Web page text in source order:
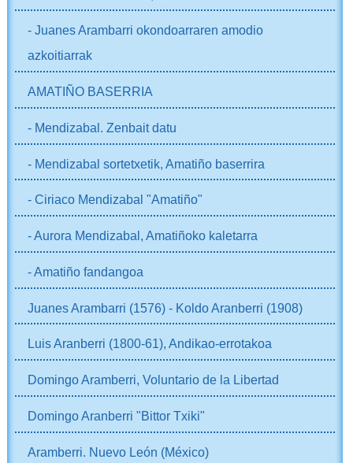
- Juanes Arambarri okondoarraren amodio
azkoitiarrak
AMATIÑO BASERRIA
- Mendizabal. Zenbait datu
- Mendizabal sortetxetik, Amatiño baserrira
- Ciriaco Mendizabal "Amatiño"
- Aurora Mendizabal, Amatiñoko kaletarra
- Amatiño fandangoa
Juanes Arambarri (1576) - Koldo Aranberri (1908)
Luis Aranberri (1800-61), Andikao-errotakoa
Domingo Aramberri, Voluntario de la Libertad
Domingo Aranberri "Bittor Txiki"
Aramberri. Nuevo León (México)